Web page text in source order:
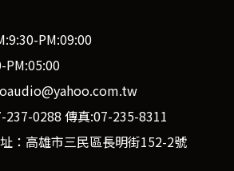
PM:09:00
PM:05:00
237-0288 傳真:07-235-8311
：高雄市三民區長明街152-2號